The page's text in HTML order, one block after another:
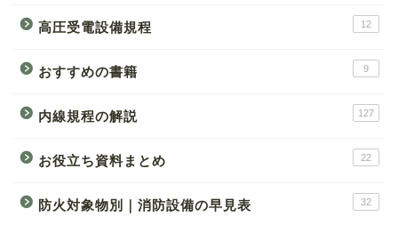
高圧受電設備規程 12
おすすめの書籍 9
内線規程の解説 127
お役立ち資料まとめ 22
防火対象物別｜消防設備の早見表 32